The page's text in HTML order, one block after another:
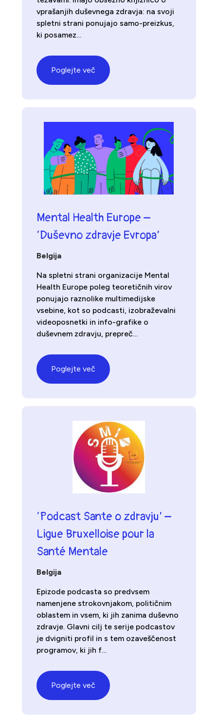
vprašanjih duševnega zdravja: na svoji
spletni strani ponujajo samo-preizkus,
ki posamez…
Poglejte več
Mental Health Europe –
‘Duševno zdravje Evropa’
Belgija
Na spletni strani organizacije Mental
Health Europe poleg teoretičnih virov
ponujajo raznolike multimedijske
vsebine, kot so podcasti, izobraževalni
videoposnetki in info-grafike o
duševnem zdravju, prepreč…
Poglejte več
‘Podcast Sante o zdravju’ –
Ligue Bruxelloise pour la
Santé Mentale
Belgija
Epizode podcasta so predvsem
namenjene strokovnjakom, političnim
oblastem in vsem, ki jih zanima duševno
zdravje. Glavni cilj te serije podcastov
je dvigniti profil in s tem ozaveščenost
programov, ki jih f…
Poglejte več